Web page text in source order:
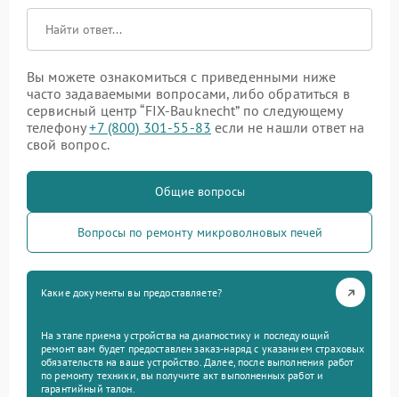
Вы можете ознакомиться с приведенными ниже
часто задаваемыми вопросами, либо обратиться в
сервисный центр “FIX-Bauknecht” по следующему
телефону+7 (800) 301-55-83 если не нашли ответ на
свой вопрос.
Общие вопросы
Вопросы по ремонту микроволновых печей
Какие документы вы предоставляете?
На этапе приема устройства на диагностику и последующий
ремонт вам будет предоставлен заказ-наряд с указанием страховых
обязательств на ваше устройство. Далее, после выполнения работ
по ремонту техники, вы получите акт выполненных работ и
гарантийный талон.